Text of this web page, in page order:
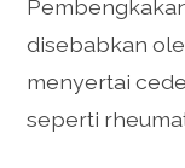
disebabkan
menyertai
seperti